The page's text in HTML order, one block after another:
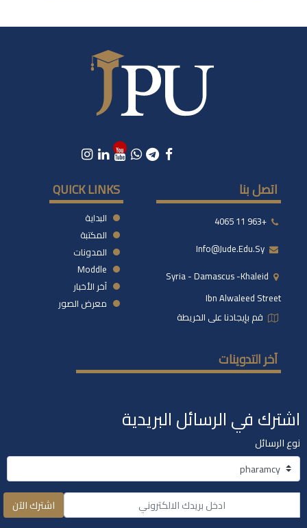
اتصل بنا
+963 11 4065
Syria - Damascus -khaleid
Ibn Alwaleed Street
قم بإيجادنا على الخريطة
QUICK LINKS
البداية
المكتبة
المدونات
Moddle
آخر الأخبار
معرض الصور
آخر التدوينات
اشترك في الرسائل البريدية
نوع الرسائل
اشترك الآن